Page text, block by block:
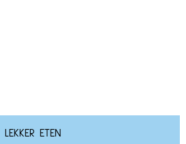
LEKKER ETEN